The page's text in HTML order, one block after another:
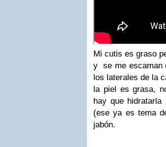
Mi cutis es graso
y se me escaman
los laterales de la
la piel es grasa,
hay que
(ese ya es tema
jabón.